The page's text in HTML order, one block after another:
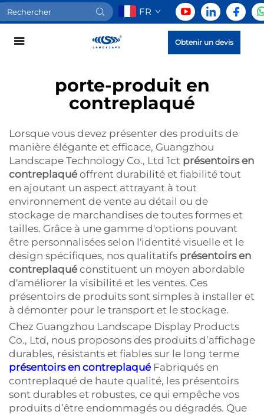
FR
Obtenir un devis
porte-produit en
contreplaqué
Lorsque vous devez présenter des produits de
manière élégante et efficace, Guangzhou
Landscape Technology Co., Ltd 1ct présentoirs en
contreplaqué offrent durabilité et fiabilité tout
en ajoutant un aspect attrayant à tout
environnement de vente au détail ou de
stockage de marchandises de toutes formes et
tailles. Grâce à une gamme d'options pouvant
être personnalisées selon l'identité visuelle et le
design spécifiques, nos qualitatifs présentoirs en
contreplaqué constituent un moyen abordable
d'améliorer la visibilité et les ventes. Ces
présentoirs de produits sont simples à installer et
à démonter pour le transport et le stockage.
Chez Guangzhou Landscape Display Products
Co., Ltd, nous proposons des produits d’affichage
durables, résistants et fiables sur le long terme
présentoirs en contreplaqué Fabriqués en
contreplaqué de haute qualité, les présentoirs
sont durables et robustes, ce qui empêche vos
produits d’être endommagés ou dégradés. Que